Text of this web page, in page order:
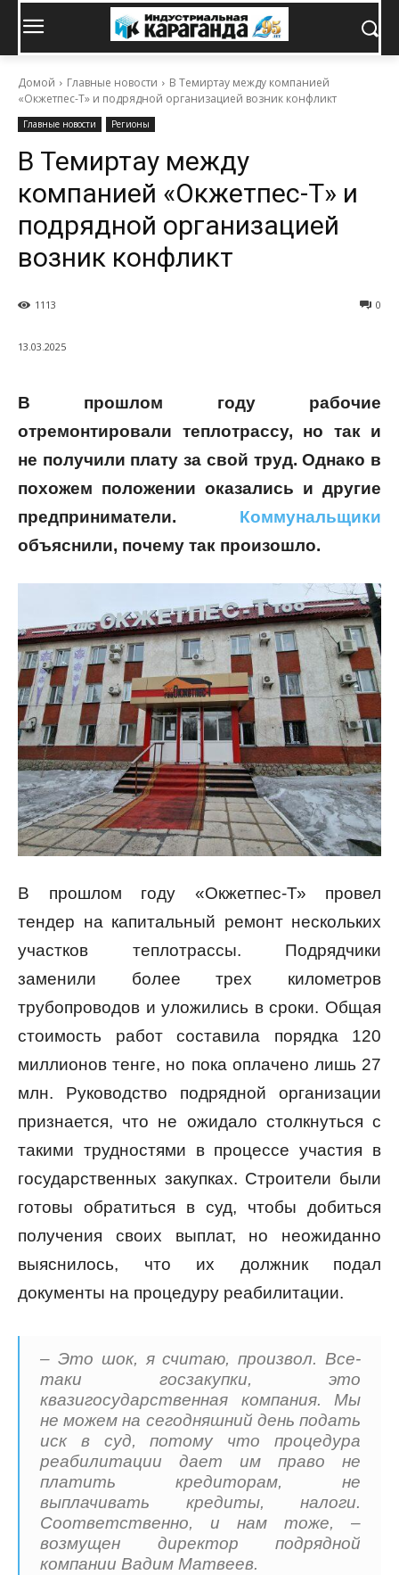
Домой Главные новости
В Темиртау между компанией
«Окжетпес-Т» и подрядной организацией возник конфликт
Главные новости Регионы
В Темиртау между
компанией «Окжетпес-Т» и
подрядной организацией
возник конфликт
0
1113
13.03.2025
В прошлом году рабочие
отремонтировали теплотрассу, но так и
не получили плату за свой труд. Однако в
похожем положении оказались и другие
предприниматели. Коммунальщики
объяснили, почему так произошло.
В прошлом году «Окжетпес-Т» провел
тендер на капитальный ремонт нескольких
участков теплотрассы. Подрядчики
заменили более трех километров
трубопроводов и уложились в сроки. Общая
стоимость работ составила порядка 120
миллионов тенге, но пока оплачено лишь 27
млн. Руководство подрядной организации
признается, что не ожидало столкнуться с
такими трудностями в процессе участия в
государственных закупках. Строители были
готовы обратиться в суд, чтобы добиться
получения своих выплат, но неожиданно
выяснилось, что их должник подал
документы на процедуру реабилитации.
– Это шок, я считаю, произвол. Все-
таки госзакупки, это
квазигосударственная компания. Мы
не можем на сегодняшний день подать
иск в суд, потому что процедура
реабилитации дает им право не
платить кредиторам, не
выплачивать кредиты, налоги.
Соответственно, и нам тоже, –
возмущен директор подрядной
компании Вадим Матвеев.